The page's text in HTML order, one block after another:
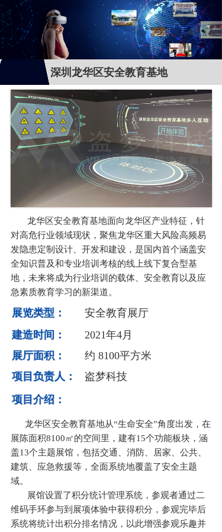
龙华区安全教育基地面向龙华区产业特征，针
对高危行业领域现状，聚焦龙华区重大风险高频易
发隐患定制设计、开发和建设，是国内首个涵盖安
全知识普及和专业培训考核的线上线下复合型基
地，未来将成为行业培训的载体、安全教育以及应
急素质教育学习的新渠道。
深圳龙华区安全教育基地
展览类型：
安全教育展厅
建造时间：
2021年4月
展厅面积：
约 8100平方米
项目负责人：
盗梦科技
项目介绍：
龙华区安全教育基地从“生命安全”角度出发，在
展陈面积8100㎡的空间里，建有15个功能板块，涵
盖13个主题展馆，包括交通、消防、居家、公共、
建筑、应急救援等，全面系统地覆盖了安全主题
域。
展馆设置了积分统计管理系统，参观者通过二
维码手环参与到展项体验中获得积分，参观完毕后
系统将统计出积分排名情况，以此增强参观乐趣并